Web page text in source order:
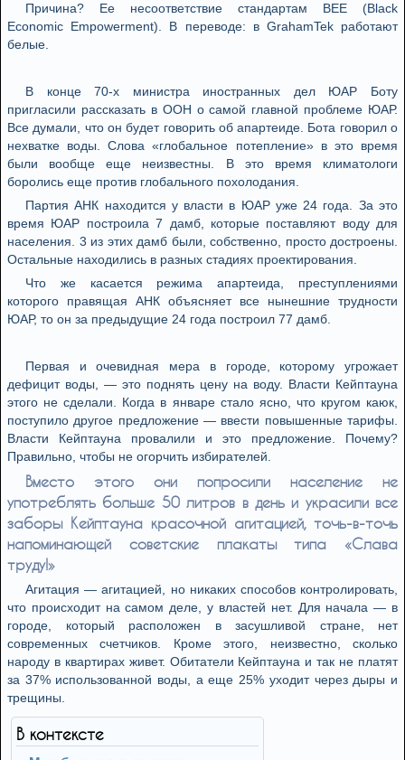
Причина? Ее несоответствие стандартам BEE (Black
Economic Empowerment). В переводе: в GrahamTek работают
белые.
В конце 70-х министра иностранных дел ЮАР Боту
пригласили рассказать в ООН о самой главной проблеме ЮАР.
Все думали, что он будет говорить об апартеиде. Бота говорил о
нехватке воды. Слова «глобальное потепление» в это время
были вообще еще неизвестны. В это время климатологи
боролись еще против глобального похолодания.
Партия АНК находится у власти в ЮАР уже 24 года. За это
время ЮАР построила 7 дамб, которые поставляют воду для
населения. 3 из этих дамб были, собственно, просто достроены.
Остальные находились в разных стадиях проектирования.
Что же касается режима апартеида, преступлениями
которого правящая АНК объясняет все нынешние трудности
ЮАР, то он за предыдущие 24 года построил 77 дамб.
Первая и очевидная мера в городе, которому угрожает
дефицит воды, — это поднять цену на воду. Власти Кейптауна
этого не сделали. Когда в январе стало ясно, что кругом каюк,
поступило другое предложение — ввести повышенные тарифы.
Власти Кейптауна провалили и это предложение. Почему?
Правильно, чтобы не огорчить избирателей.
Вместо этого они попросили население не
употреблять больше 50 литров в день и украсили все
заборы Кейптауна красочной агитацией, точь-в-точь
напоминающей советские плакаты типа «Слава
труду!»
Агитация — агитацией, но никаких способов контролировать,
что происходит на самом деле, у властей нет. Для начала — в
городе, который расположен в засушливой стране, нет
современных счетчиков. Кроме этого, неизвестно, сколько
народу в квартирах живет. Обитатели Кейптауна и так не платят
за 37% использованной воды, а еще 25% уходит через дыры и
трещины.
В контексте